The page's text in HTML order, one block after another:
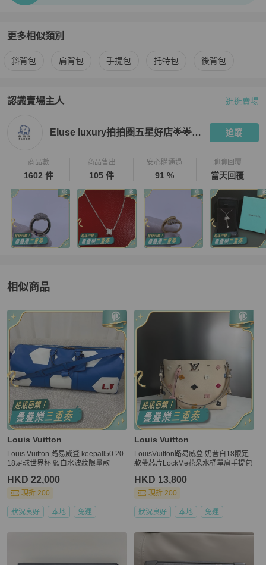
更多相似類別
更多Louis Vuitton女包 相似商品推薦
斜背包 肩背包 手提包 托特包 後背包
認識賣場主人
PopChill 拍拍圈嚴選賣家 Eluse luxury拍拍圈五星好店
逛逛賣場
Eluse luxury拍拍圈五星好店🌟🌟🌟🌟🌟 追蹤
商品數
1602 件
商品售出
105 件
安心購通過
91 %
聊聊回覆
當天回覆
相似商品
更多相似Louis Vuitton女包推薦精品
Louis Vuitton
Louis Vuitton 路易威登 keepall50 20
18足球世界杯 藍白水波紋限量款
HKD 22,000
現折 200
狀況良好 本地 免運
Louis Vuitton
LouisVuitton路易威登 奶昔白18限定
款帶芯片LockMe花朵水桶單肩手提包
HKD 13,800
現折 200
狀況良好 本地 免運